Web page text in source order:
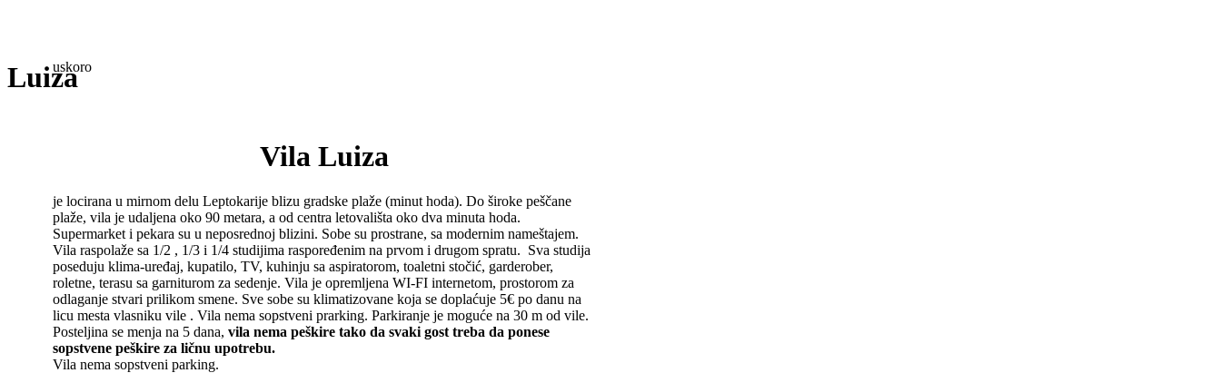
Luiza
uskoro
Vila Luiza
je locirana u mirnom delu Leptokarije blizu gradske plaže (minut hoda). Do široke peščane
plaže, vila je udaljena oko 90 metara, a od centra letovališta oko dva minuta hoda.
Supermarket i pekara su u neposrednoj blizini. Sobe su prostrane, sa modernim nameštajem.
Vila raspolaže sa 1/2 , 1/3 i 1/4 studijima raspoređenim na prvom i drugom spratu. Sva studija
poseduju klima-uređaj, kupatilo, TV, kuhinju sa aspiratorom, toaletni stočić, garderober,
roletne, terasu sa garniturom za sedenje. Vila je opremljena WI-FI internetom, prostorom za
odlaganje stvari prilikom smene. Sve sobe su klimatizovane koja se doplaćuje 5€ po danu na
licu mesta vlasniku vile . Vila nema sopstveni prarking. Parkiranje je moguće na 30 m od vile.
Posteljina se menja na 5 dana, vila nema peškire tako da svaki gost treba da ponese
sopstvene peškire za ličnu upotrebu.
Vila nema sopstveni parking.